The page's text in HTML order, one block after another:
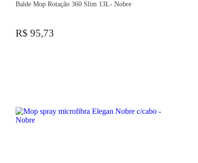
Balde Mop Rotação 360 Slim 13L- Nobre
R$ 95,73